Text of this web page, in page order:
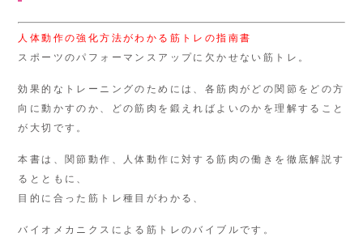
人体動作の強化方法がわかる筋トレの指南書
スポーツのパフォーマンスアップに欠かせない筋トレ。
効果的なトレーニングのためには、各筋肉がどの関節をどの方
向に動かすのか、どの筋肉を鍛えればよいのかを理解すること
が大切です。
本書は、関節動作、人体動作に対する筋肉の働きを徹底解説す
るとともに、
目的に合った筋トレ種目がわかる、
バイオメカニクスによる筋トレのバイブルです。